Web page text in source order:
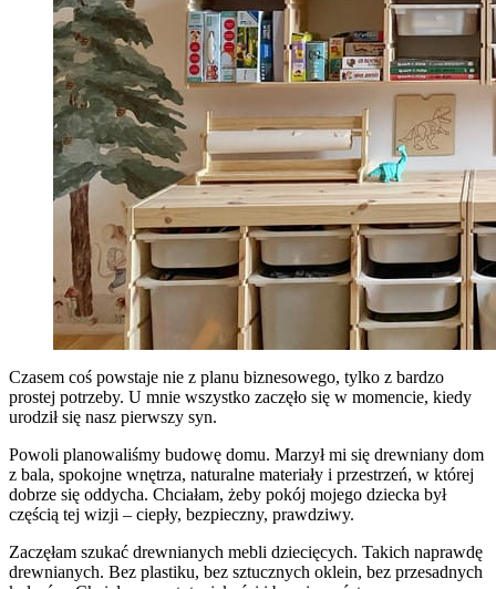
Czasem coś powstaje nie z planu biznesowego, tylko z bardzo
prostej potrzeby. U mnie wszystko zaczęło się w momencie, kiedy
urodził się nasz pierwszy syn.
Powoli planowaliśmy budowę domu. Marzył mi się drewniany dom
z bala, spokojne wnętrza, naturalne materiały i przestrzeń, w której
dobrze się oddycha. Chciałam, żeby pokój mojego dziecka był
częścią tej wizji – ciepły, bezpieczny, prawdziwy.
Zaczęłam szukać drewnianych mebli dziecięcych. Takich naprawdę
drewnianych. Bez plastiku, bez sztucznych oklein, bez przesadnych